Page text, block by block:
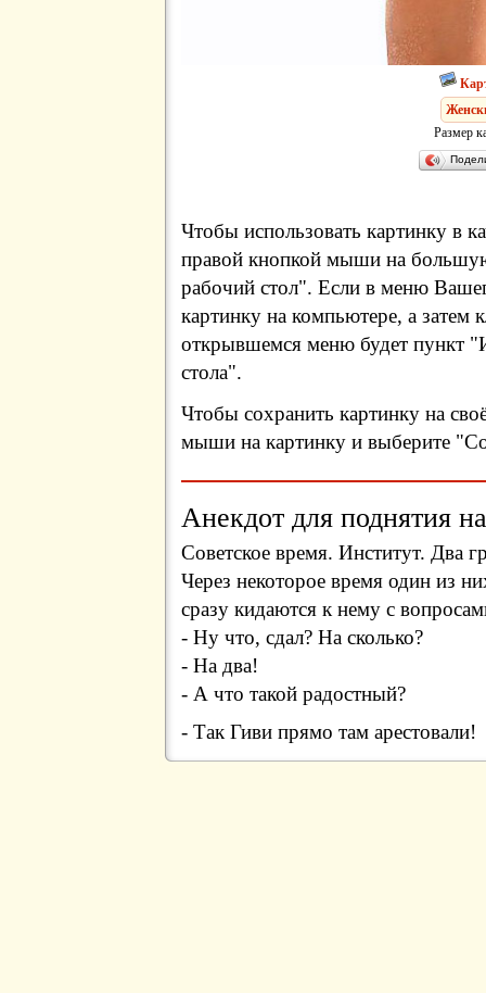
Размер
Чтобы использовать картинку в
правой кнопкой мыши на
рабочий стол". Если в меню
картинку на компьютере, а затем
открывшемся меню будет пункт
стола".
Чтобы сохранить картинку на
мыши на картинку и выберите
Анекдот для поднятия
Советское время. Институт. Два
Через некоторое время один из
сразу кидаются к нему с
- Ну что, сдал? На сколько?
- На два!
- А что такой радостный?
- Так Гиви прямо там арестовали!